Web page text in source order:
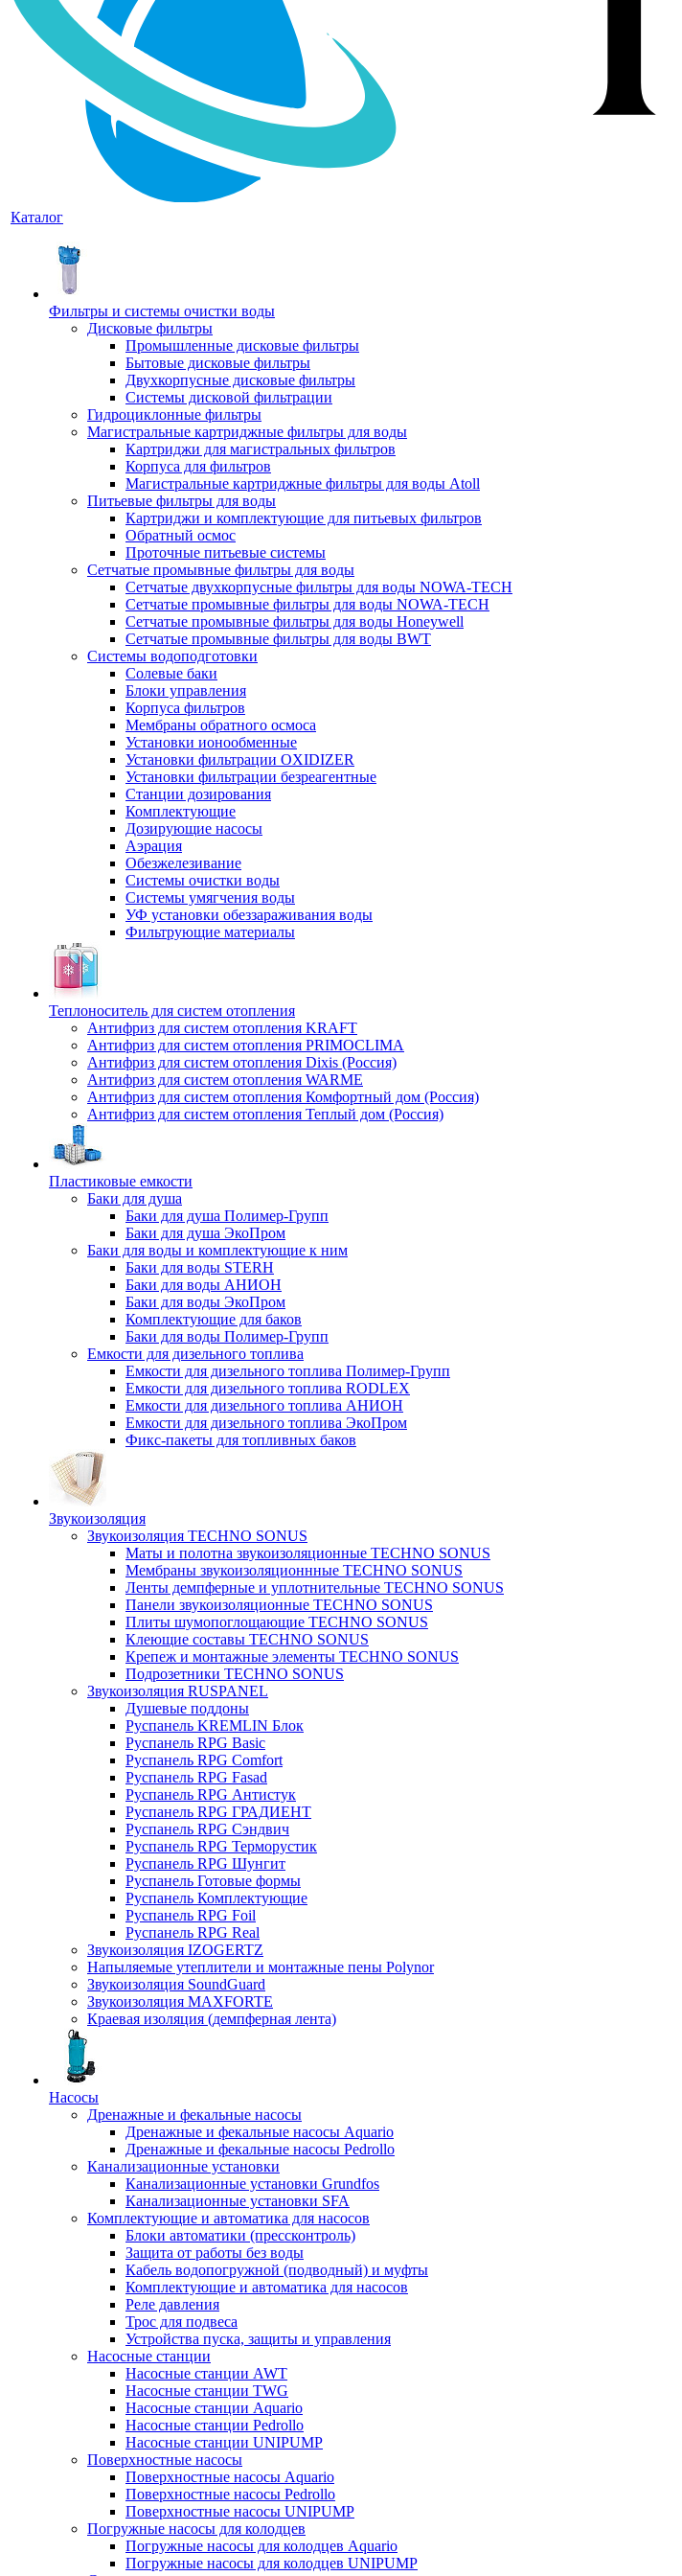
Каталог
Фильтры и системы очистки воды
Дисковые фильтры
Промышленные дисковые фильтры
Бытовые дисковые фильтры
Двухкорпусные дисковые фильтры
Системы дисковой фильтрации
Гидроциклонные фильтры
Магистральные картриджные фильтры для воды
Картриджи для магистральных фильтров
Корпуса для фильтров
Магистральные картриджные фильтры для воды Atoll
Питьевые фильтры для воды
Картриджи и комплектующие для питьевых фильтров
Обратный осмос
Проточные питьевые системы
Сетчатые промывные фильтры для воды
Сетчатые двухкорпусные фильтры для воды NOWA-TECH
Сетчатые промывные фильтры для воды NOWA-TECH
Сетчатые промывные фильтры для воды Honeywell
Сетчатые промывные фильтры для воды BWT
Системы водоподготовки
Солевые баки
Блоки управления
Корпуса фильтров
Мембраны обратного осмоса
Установки ионообменные
Установки фильтрации OXIDIZER
Установки фильтрации безреагентные
Станции дозирования
Комплектующие
Дозирующие насосы
Аэрация
Обезжелезивание
Системы очистки воды
Системы умягчения воды
УФ установки обеззараживания воды
Фильтрующие материалы
Теплоноситель для систем отопления
Антифриз для систем отопления KRAFT
Антифриз для систем отопления PRIMOCLIMA
Антифриз для систем отопления Dixis (Россия)
Антифриз для систем отопления WARME
Антифриз для систем отопления Комфортный дом (Россия)
Антифриз для систем отопления Теплый дом (Россия)
Пластиковые емкости
Баки для душа
Баки для душа Полимер-Групп
Баки для душа ЭкоПром
Баки для воды и комплектующие к ним
Баки для воды STERH
Баки для воды АНИОН
Баки для воды ЭкоПром
Комплектующие для баков
Баки для воды Полимер-Групп
Емкости для дизельного топлива
Емкости для дизельного топлива Полимер-Групп
Емкости для дизельного топлива RODLEX
Емкости для дизельного топлива АНИОН
Емкости для дизельного топлива ЭкоПром
Фикс-пакеты для топливных баков
Звукоизоляция
Звукоизоляция TECHNO SONUS
Маты и полотна звукоизоляционные TECHNO SONUS
Мембраны звукоизоляционнные TECHNO SONUS
Ленты демпферные и уплотнительные TECHNO SONUS
Панели звукоизоляционные TECHNO SONUS
Плиты шумопоглощающие TECHNO SONUS
Клеющие составы TECHNO SONUS
Крепеж и монтажные элементы TECHNO SONUS
Подрозетники TECHNO SONUS
Звукоизоляция RUSPANEL
Душевые поддоны
Руспанель KREMLIN Блок
Руспанель RPG Basic
Руспанель RPG Comfort
Руспанель RPG Fasad
Руспанель RPG Антистук
Руспанель RPG ГРАДИЕНТ
Руспанель RPG Сэндвич
Руспанель RPG Терморустик
Руспанель RPG Шунгит
Руспанель Готовые формы
Руспанель Комплектующие
Руспанель RPG Foil
Руспанель RPG Real
Звукоизоляция IZOGERTZ
Напыляемые утеплители и монтажные пены Polynor
Звукоизоляция SoundGuard
Звукоизоляция MAXFORTE
Краевая изоляция (демпферная лента)
Насосы
Дренажные и фекальные насосы
Дренажные и фекальные насосы Aquario
Дренажные и фекальные насосы Pedrollo
Канализационные установки
Канализационные установки Grundfos
Канализационные установки SFA
Комплектующие и автоматика для насосов
Блоки автоматики (прессконтроль)
Защита от работы без воды
Кабель водопогружной (подводный) и муфты
Комплектующие и автоматика для насосов
Реле давления
Трос для подвеса
Устройства пуска, защиты и управления
Насосные станции
Насосные станции AWT
Насосные станции TWG
Насосные станции Aquario
Насосные станции Pedrollo
Насосные станции UNIPUMP
Поверхностные насосы
Поверхностные насосы Aquario
Поверхностные насосы Pedrollo
Поверхностные насосы UNIPUMP
Погружные насосы для колодцев
Погружные насосы для колодцев Aquario
Погружные насосы для колодцев UNIPUMP